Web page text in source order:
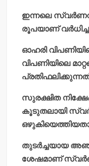
ഇന്നലെ
രൂപയാണ്
ഓഹരി
വിപണിയിലെ
സുരക്ഷിത
കൂടുതലായി
തുടര്‍ച്ചയായ
ശേഷമാണ്